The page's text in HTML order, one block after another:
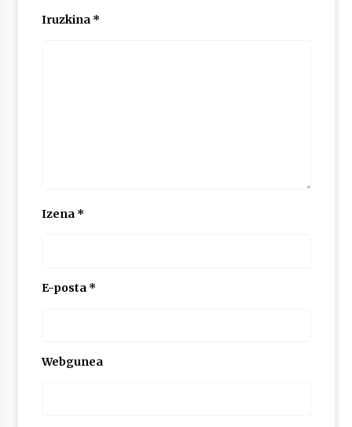
Iruzkina *
Izena *
E-posta *
Webgunea